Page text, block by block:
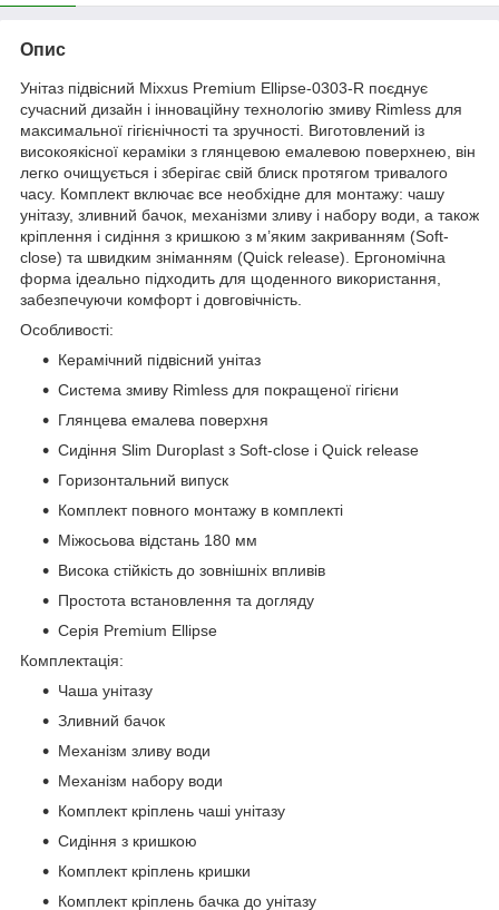
Опис
Унітаз підвісний Mixxus Premium Ellipse-0303-R поєднує
сучасний дизайн і інноваційну технологію змиву Rimless для
максимальної гігієнічності та зручності. Виготовлений із
високоякісної кераміки з глянцевою емалевою поверхнею, він
легко очищується і зберігає свій блиск протягом тривалого
часу. Комплект включає все необхідне для монтажу: чашу
унітазу, зливний бачок, механізми зливу і набору води, а також
кріплення і сидіння з кришкою з м’яким закриванням (Soft-
close) та швидким зніманням (Quick release). Ергономічна
форма ідеально підходить для щоденного використання,
забезпечуючи комфорт і довговічність.
Особливості:
Керамічний підвісний унітаз
Система змиву Rimless для покращеної гігієни
Глянцева емалева поверхня
Сидіння Slim Duroplast з Soft-close і Quick release
Горизонтальний випуск
Комплект повного монтажу в комплекті
Міжосьова відстань 180 мм
Висока стійкість до зовнішніх впливів
Простота встановлення та догляду
Серія Premium Ellipse
Комплектація:
Чаша унітазу
Зливний бачок
Механізм зливу води
Механізм набору води
Комплект кріплень чаші унітазу
Сидіння з кришкою
Комплект кріплень кришки
Комплект кріплень бачка до унітазу